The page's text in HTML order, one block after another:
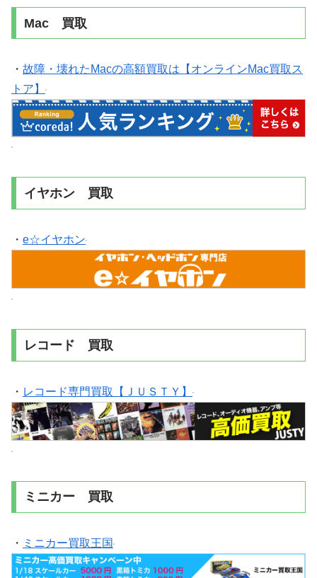
Mac 買取
・ 故障・壊れたMacの高額買取は【オンラインMac買取ス
トア】
イヤホン 買取
・ e☆イヤホン
レコード 買取
・ レコード専門買取【ＪＵＳＴＹ】
ミニカー 買取
・ ミニカー買取王国